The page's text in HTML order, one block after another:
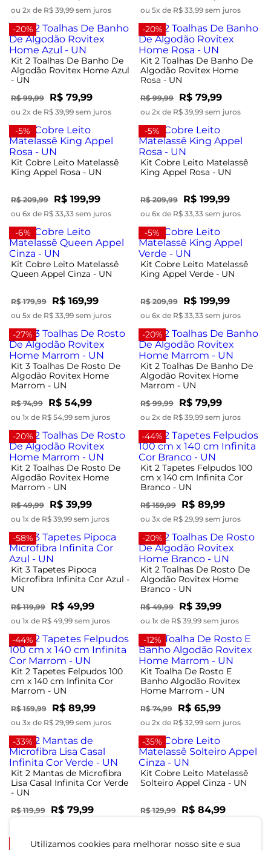
Utilizamos cookies para melhorar nosso site e sua
ou 2x de R$ 39,99 sem juros ou 5x de R$ 33,99 sem juros
-20%
Kit 2 Toalhas De Banho De
Algodão Rovitex Home Azul
- UN
R$ 99,99 R$ 79,99
ou 2x de R$ 39,99 sem juros
-20%
Kit 2 Toalhas De Banho De
Algodão Rovitex Home
Rosa - UN
R$ 99,99 R$ 79,99
ou 2x de R$ 39,99 sem juros
-5%
Kit Cobre Leito Matelassê
King Appel Rosa - UN
R$ 209,99 R$ 199,99
ou 6x de R$ 33,33 sem juros
-5%
Kit Cobre Leito Matelassê
King Appel Rosa - UN
R$ 209,99 R$ 199,99
ou 6x de R$ 33,33 sem juros
-6%
Kit Cobre Leito Matelassê
Queen Appel Cinza - UN
R$ 179,99 R$ 169,99
ou 5x de R$ 33,99 sem juros
-5%
Kit Cobre Leito Matelassê
King Appel Verde - UN
R$ 209,99 R$ 199,99
ou 6x de R$ 33,33 sem juros
-27%
Kit 3 Toalhas De Rosto De
Algodão Rovitex Home
Marrom - UN
R$ 74,99 R$ 54,99
ou 1x de R$ 54,99 sem juros
-20%
Kit 2 Toalhas De Banho De
Algodão Rovitex Home
Marrom - UN
R$ 99,99 R$ 79,99
ou 2x de R$ 39,99 sem juros
-20%
Kit 2 Toalhas De Rosto De
Algodão Rovitex Home
Marrom - UN
R$ 49,99 R$ 39,99
ou 1x de R$ 39,99 sem juros
-44%
Kit 2 Tapetes Felpudos 100
cm x 140 cm Infinita Cor
Branco - UN
R$ 159,99 R$ 89,99
ou 3x de R$ 29,99 sem juros
-58%
Kit 3 Tapetes Pipoca
Microfibra Infinita Cor Azul -
UN
R$ 119,99 R$ 49,99
ou 1x de R$ 49,99 sem juros
-20%
Kit 2 Toalhas De Rosto De
Algodão Rovitex Home
Branco - UN
R$ 49,99 R$ 39,99
ou 1x de R$ 39,99 sem juros
-44%
Kit 2 Tapetes Felpudos 100
cm x 140 cm Infinita Cor
Marrom - UN
R$ 159,99 R$ 89,99
ou 3x de R$ 29,99 sem juros
-12%
Kit Toalha De Rosto E
Banho Algodão Rovitex
Home Marrom - UN
R$ 74,99 R$ 65,99
ou 2x de R$ 32,99 sem juros
-33%
Kit 2 Mantas de Microfibra
Lisa Casal Infinita Cor Verde
- UN
R$ 119,99 R$ 79,99
-35%
Kit Cobre Leito Matelassê
Solteiro Appel Cinza - UN
R$ 129,99 R$ 84,99
-12% -12%